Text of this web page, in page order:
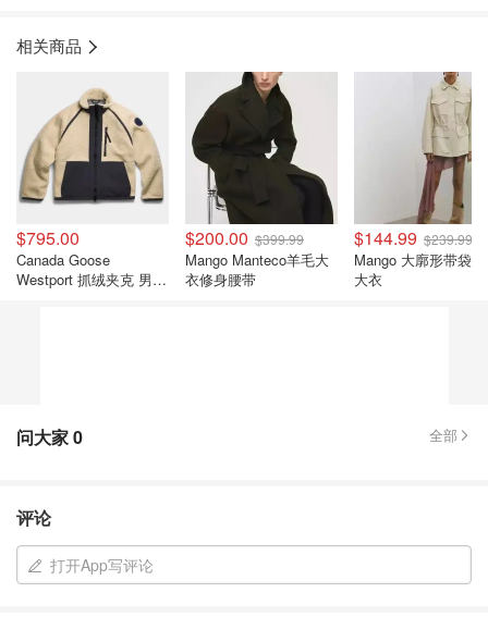
相关商品
$795.00
Canada Goose
Westport 抓绒夹克 男女
$200.00 $399.99
Mango Manteco羊毛大
衣修身腰带
$144.99 $239.99
Mango 大廓形带袋
大衣
问大家0 全部
评论
打开App写评论